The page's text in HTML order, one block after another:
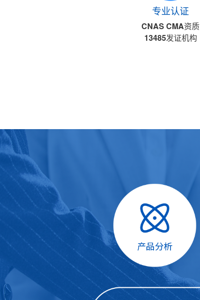
专业认证
CNAS CMA资质
13485发证机构